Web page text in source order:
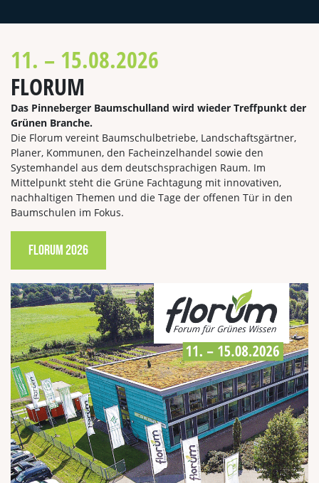
11. – 15.08.2026
FLORUM
Das Pinneberger Baumschulland wird wieder Treffpunkt der
Grünen Branche.
Die Florum vereint Baumschulbetriebe, Landschaftsgärtner,
Planer, Kommunen, den Facheinzelhandel sowie den
Systemhandel aus dem deutschsprachigen Raum. Im
Mittelpunkt steht die Grüne Fachtagung mit innovativen,
nachhaltigen Themen und die Tage der offenen Tür in den
Baumschulen im Fokus.
FLORUM 2026